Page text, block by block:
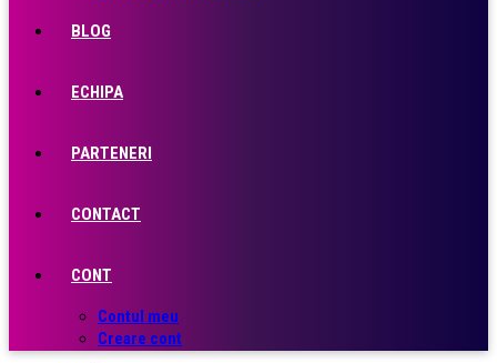
BLOG
ECHIPA
PARTENERI
CONTACT
CONT
Contul meu
Creare cont